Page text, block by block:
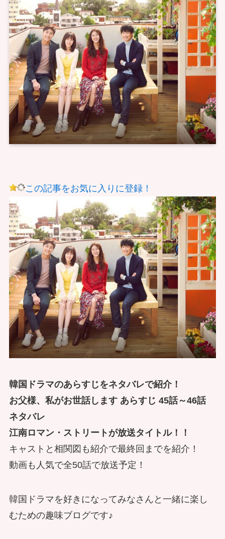
この記事をお気に入りに登録！
韓国ドラマのあらすじをネタバレで紹介！
お父様、私がお世話します あらすじ 45話～46話
ネタバレ
江南ロマン・ストリートが放送タイトル！！
キャストと相関図も紹介で最終回までを紹介！
動画も人気で全50話で放送予定！
韓国ドラマを好きになってみなさんと一緒に楽し
むための趣味ブログです♪